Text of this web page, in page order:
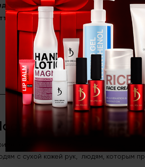
товара Лосьон для рук
Зеленый чай
для рук
профессионального лосьона
с сухой кожей рук, людям, которым